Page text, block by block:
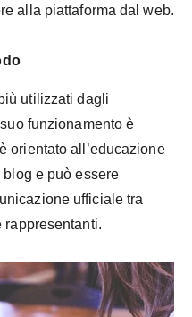
alla piattaforma dal web.
utilizzati dagli
funzionamento è
orientato all’educazione
e può essere
ufficiale tra
rappresentanti.